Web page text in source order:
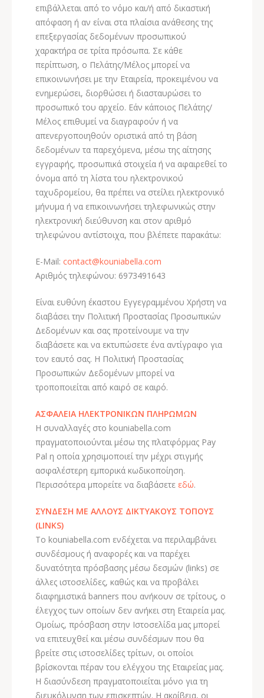
επιβάλλεται από το νόμο και/ή από δικαστική
απόφαση ή αν είναι στα πλαίσια ανάθεσης της
επεξεργασίας δεδομένων προσωπικού
χαρακτήρα σε τρίτα πρόσωπα. Σε κάθε
περίπτωση, ο Πελάτης/Μέλος μπορεί να
επικοινωνήσει με την Εταιρεία, προκειμένου να
ενημερώσει, διορθώσει ή διασταυρώσει το
προσωπικό του αρχείο. Εάν κάποιος Πελάτης/
Μέλος επιθυμεί να διαγραφούν ή να
απενεργοποιηθούν οριστικά από τη βάση
δεδομένων τα παρεχόμενα, μέσω της αίτησης
εγγραφής, προσωπικά στοιχεία ή να αφαιρεθεί το
όνομα από τη λίστα του ηλεκτρονικού
ταχυδρομείου, θα πρέπει να στείλει ηλεκτρονικό
μήνυμα ή να επικοινωνήσει τηλεφωνικώς στην
ηλεκτρονική διεύθυνση και στον αριθμό
τηλεφώνου αντίστοιχα, που βλέπετε παρακάτω:
E-Mail:
Αριθμός τηλεφώνου: 6973491643
Είναι ευθύνη έκαστου Εγγεγραμμένου Χρήστη να
διαβάσει την Πολιτική Προστασίας Προσωπικών
Δεδομένων και σας προτείνουμε να την
διαβάσετε και να εκτυπώσετε ένα αντίγραφο για
τον εαυτό σας. Η Πολιτική Προστασίας
Προσωπικών Δεδομένων μπορεί να
τροποποιείται από καιρό σε καιρό.
ΑΣΦΑΛΕΙΑ ΗΛΕΚΤΡΟΝΙΚΩΝ ΠΛΗΡΩΜΩΝ
Η συναλλαγές στο kouniabella.com
πραγματοποιούνται μέσω της πλατφόρμας Pay
Pal η οποία χρησιμοποιεί την μέχρι στιγμής
ασφαλέστερη εμπορικά κωδικοποίηση.
Περισσότερα μπορείτε να διαβάσετε εδώ.
ΣΥΝΔΕΣΗ ΜΕ ΑΛΛΟΥΣ ΔΙΚΤΥΑΚΟΥΣ ΤΟΠΟΥΣ
(LINKS)
Το kouniabella.com ενδέχεται να περιλαμβάνει
συνδέσμους ή αναφορές και να παρέχει
δυνατότητα πρόσβασης μέσω δεσμών (links) σε
άλλες ιστοσελίδες, καθώς και να προβάλει
διαφημιστικά banners που ανήκουν σε τρίτους, ο
έλεγχος των οποίων δεν ανήκει στη Εταιρεία μας.
Ομοίως, πρόσβαση στην Ιστοσελίδα μας μπορεί
να επιτευχθεί και μέσω συνδέσμων που θα
βρείτε στις ιστοσελίδες τρίτων, οι οποίοι
βρίσκονται πέραν του ελέγχου της Εταιρείας μας.
Η διασύνδεση πραγματοποιείται μόνο για τη
διευκόλυνση των επισκεπτών. Η ακρίβεια, οι